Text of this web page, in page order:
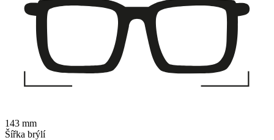
143 mm
Šířka brýlí